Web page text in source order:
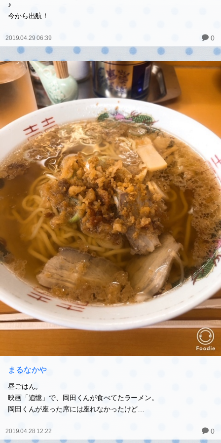
♪
今から出航！
2019.04.29 06:39 0
まるなかや
昼ごはん。
映画「追憶」で、岡田くんが食べてたラーメン。
岡田くんが座った席には座れなかったけど…
2019.04.28 12:22 0